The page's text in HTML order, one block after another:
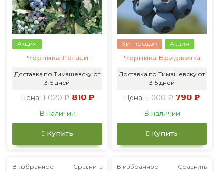
Акция
Черника Легаси
Доставка по Тимашевску от
3-5 дней
Цена: 1 020 ₽ 810 ₽
В наличии
Купить
Хит продаж Акция
Черника Бриджитта
Доставка по Тимашевску от
3-5 дней
Цена: 1 000 ₽ 790 ₽
В наличии
Купить
В избранное Сравнить В избранное Сравнить